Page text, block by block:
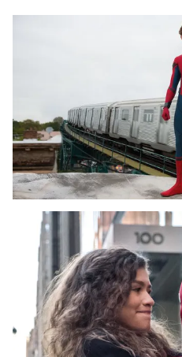
Cơ quan chủ quản:
Giấy phép hoạt động báo in và
Vũ Thanh Thủy
Phó Tổng Biên tập:Nguyễn Thị
Nguyễn Trọng Ninh
Tổng đài VTV:024.38 355 931 -
Ðiện thoại Thời báo VTV:024.66
Email:toasoan@vtv.vn
Liên hệ quảng cáo:024-